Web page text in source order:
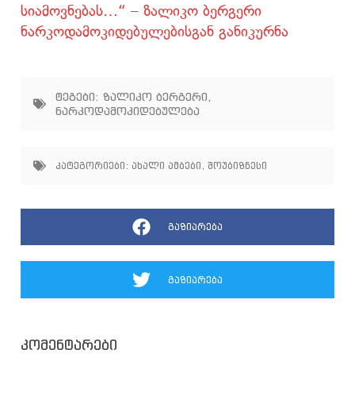
სიამოვნებას…“ – ზალიკო ბერგერი
ნარკოდამოკიდებულებისგან განიკურნა
ტეგები: ზალიკო ბერგერი
ნარკოდამოკიდებულება
კატეგორიები: ახალი ამბები , შოუბიზნესი
გაზიარება
გაზიარება
კომენტარები